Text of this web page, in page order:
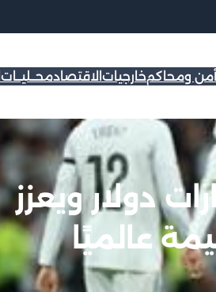
أمن ومحاكمخارجيات الاقتصادمحــليــات
من حاجز الـ10 مليارات دولار ويعزز
عالميًا